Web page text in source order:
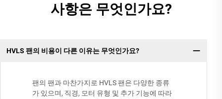
사항은 무엇인가요?
HVLS 팬의 비용이 다른 이유는 무엇인가요?
팬의 팬과 마찬가지로 HVLS 팬은 다양한 종류
가 있으며, 직경, 모터 유형 및 추가 기능에 따라